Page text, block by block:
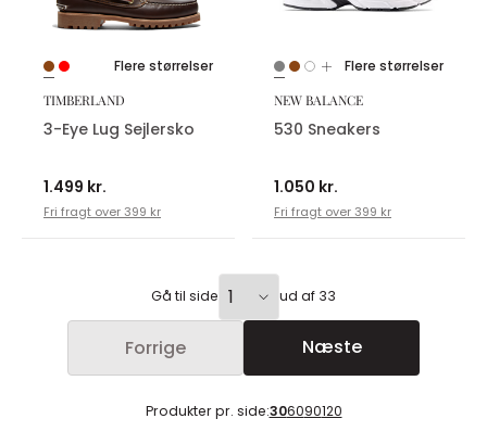
Flere størrelser
TIMBERLAND
3-Eye Lug Sejlersko
1.499 kr.
Fri fragt over 399 kr
Flere størrelser
NEW BALANCE
530 Sneakers
1.050 kr.
Fri fragt over 399 kr
Gå til side ud af 33
Forrige Næste
Produkter pr. side:306090120